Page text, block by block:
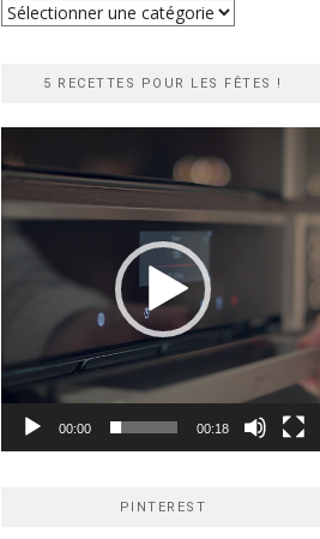
Recherche
5 RECETTES POUR LES FÊTES !
vidéo
00:00 00:18
PINTEREST